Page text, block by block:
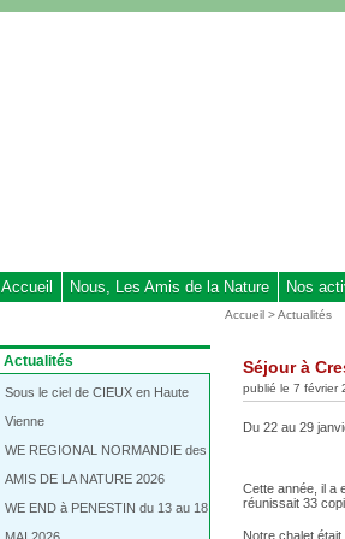
Accueil Nous, Les Amis de la Nature Nos
Dans
la
rubrique
Actualités
Sous le ciel de CIEUX en Haute
Vienne
WE REGIONAL NORMANDIE des
AMIS DE LA NATURE 2026
WE END à PENESTIN du 13 au 18
Vous
Accueil >Actualités
Séjour à
publié le 7 février
Du 22 au 29
Cette année, il a
réunissait 33
Notre chalet